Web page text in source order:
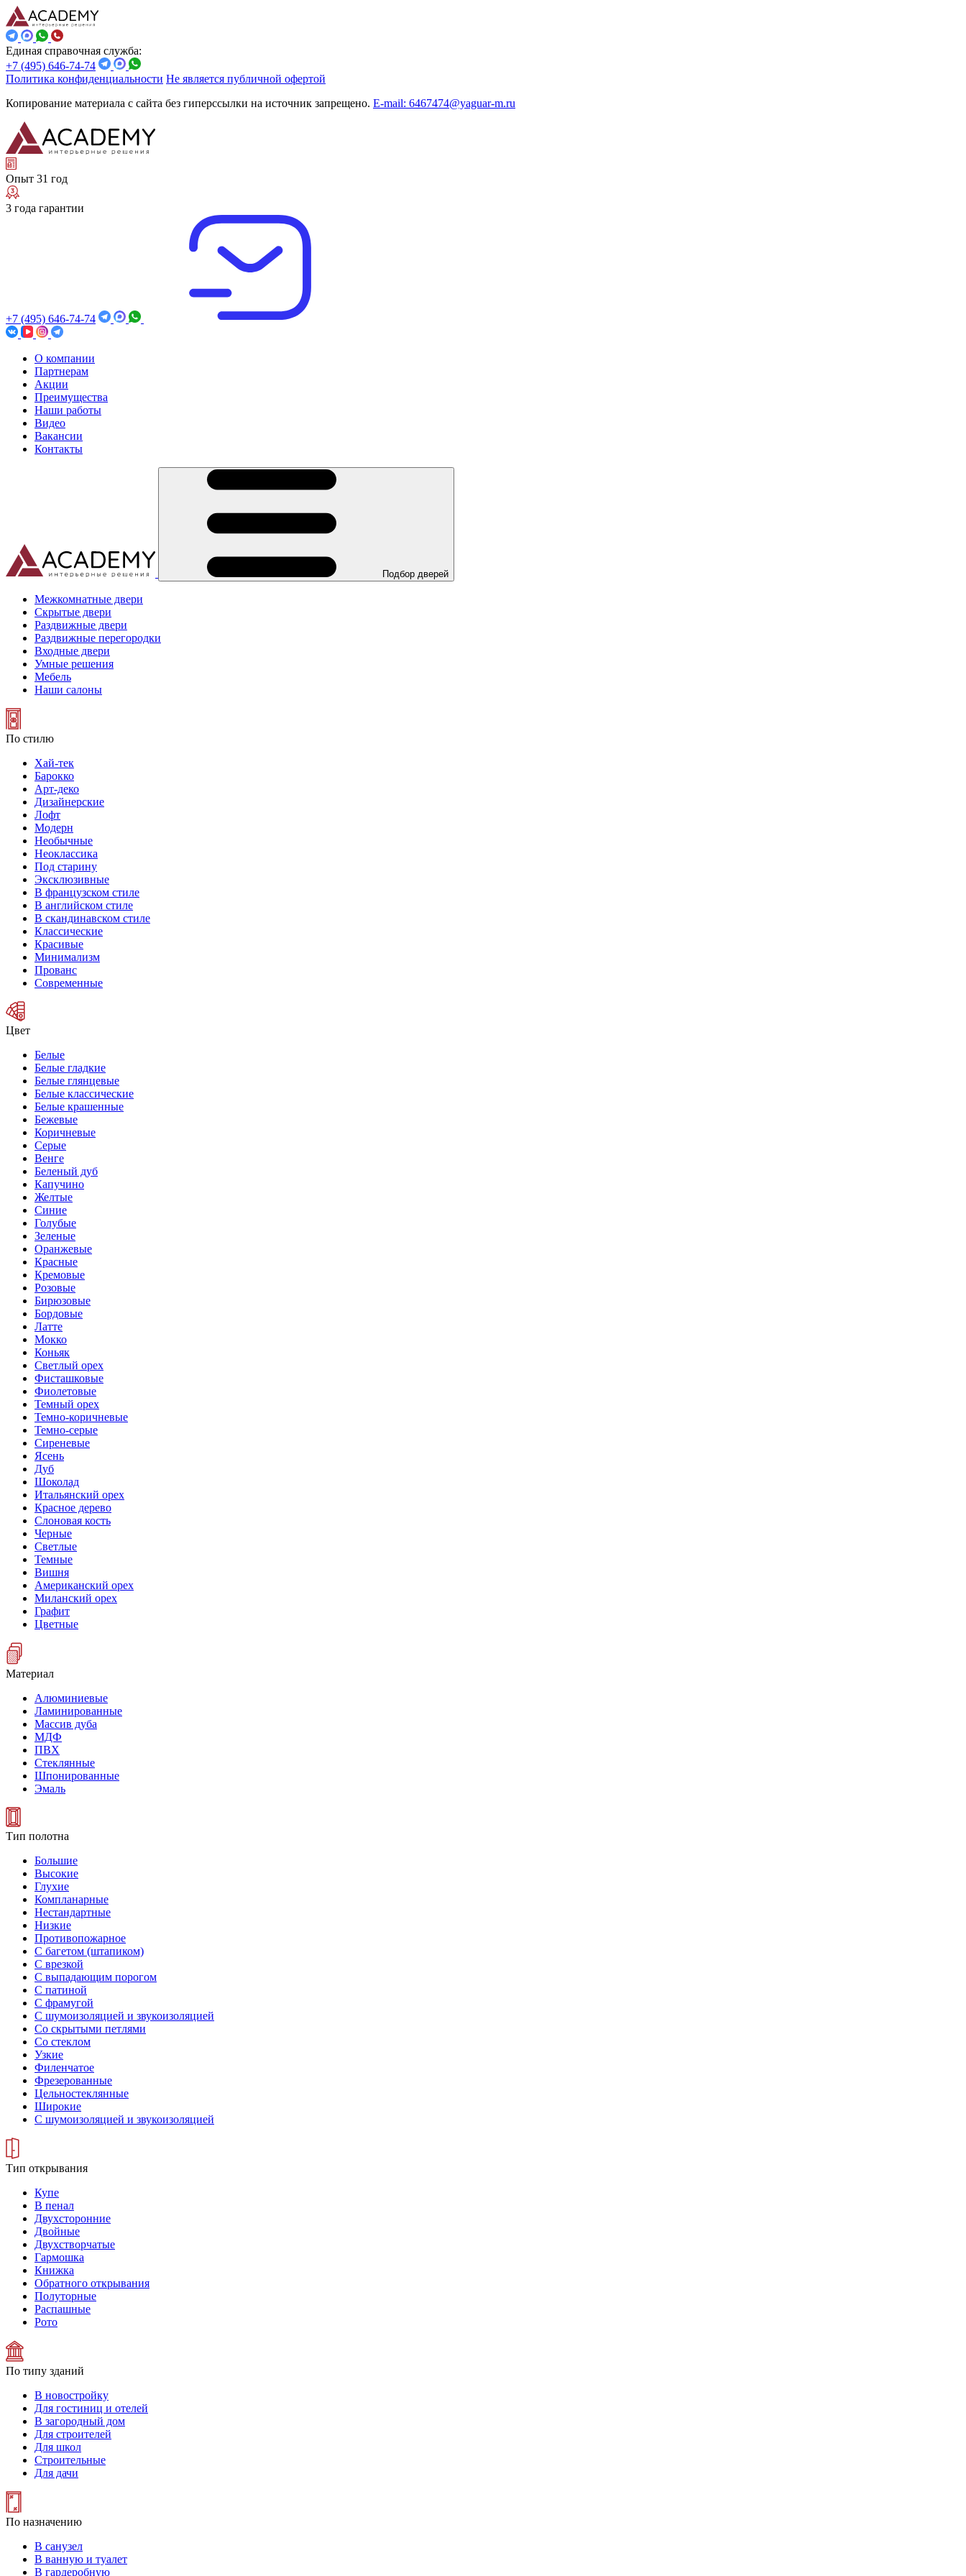
Единая справочная служба:
+7 (495) 646-74-74
Политика конфиденциальности Не является публичной офертой
Копирование материала с сайта без гиперссылки на источник запрещено. E-mail: 6467474@yaguar-m.ru
Опыт 31 год
3 года гарантии
+7 (495) 646-74-74
О компании
Партнерам
Акции
Преимущества
Наши работы
Видео
Вакансии
Контакты
Подбор дверей
Межкомнатные двери
Скрытые двери
Раздвижные двери
Раздвижные перегородки
Входные двери
Умные решения
Мебель
Наши салоны
По стилю
Хай-тек
Барокко
Арт-деко
Дизайнерские
Лофт
Модерн
Необычные
Неоклассика
Под старину
Эксклюзивные
В французском стиле
В английском стиле
В скандинавском стиле
Классические
Красивые
Минимализм
Прованс
Современные
Цвет
Белые
Белые гладкие
Белые глянцевые
Белые классические
Белые крашенные
Бежевые
Коричневые
Серые
Венге
Беленый дуб
Капучино
Желтые
Синие
Голубые
Зеленые
Оранжевые
Красные
Кремовые
Розовые
Бирюзовые
Бордовые
Латте
Мокко
Коньяк
Светлый орех
Фисташковые
Фиолетовые
Темный орех
Темно-коричневые
Темно-серые
Сиреневые
Ясень
Дуб
Шоколад
Итальянский орех
Красное дерево
Слоновая кость
Черные
Светлые
Темные
Вишня
Американский орех
Миланский орех
Графит
Цветные
Материал
Алюминиевые
Ламинированные
Массив дуба
МДФ
ПВХ
Стеклянные
Шпонированные
Эмаль
Тип полотна
Большие
Высокие
Глухие
Компланарные
Нестандартные
Низкие
Противопожарное
С багетом (штапиком)
С врезкой
С выпадающим порогом
С патиной
С фрамугой
С шумоизоляцией и звукоизоляцией
Со скрытыми петлями
Со стеклом
Узкие
Филенчатое
Фрезерованные
Цельностеклянные
Широкие
С шумоизоляцией и звукоизоляцией
Тип открывания
Купе
В пенал
Двухсторонние
Двойные
Двухстворчатые
Гармошка
Книжка
Обратного открывания
Полуторные
Распашные
Рото
По типу зданий
В новостройку
Для гостиниц и отелей
В загородный дом
Для строителей
Для школ
Строительные
Для дачи
По назначению
В санузел
В ванную и туалет
В гардеробную